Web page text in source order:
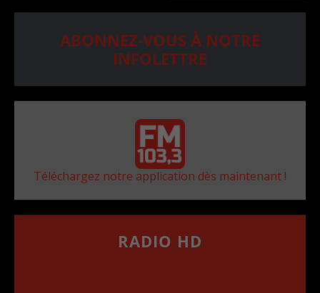
ABONNEZ-VOUS À NOTRE
INFOLETTRE
Téléchargez notre application dès maintenant !
RADIO HD